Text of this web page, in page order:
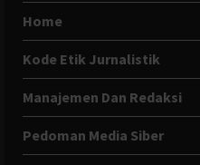
Home
Kode Etik Jurnalistik
Manajemen Dan Redaksi
Pedoman Media Siber